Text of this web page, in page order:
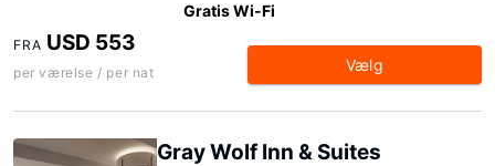
Gratis Wi-Fi
FRA USD 553
per værelse / per nat Vælg
Gray Wolf Inn & Suites